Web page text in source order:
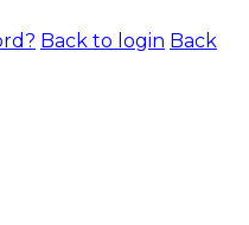
Back to login Back